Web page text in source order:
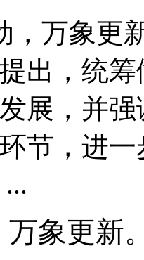
，万象更
出，统
展，并
节，进
象更新